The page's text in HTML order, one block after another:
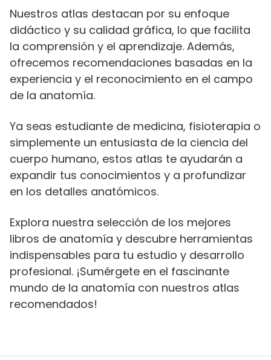
Nuestros atlas destacan por su enfoque
didáctico y su calidad gráfica, lo que facilita
la comprensión y el aprendizaje. Además,
ofrecemos recomendaciones basadas en la
experiencia y el reconocimiento en el campo
de la anatomía.
Ya seas estudiante de medicina, fisioterapia o
simplemente un entusiasta de la ciencia del
cuerpo humano, estos atlas te ayudarán a
expandir tus conocimientos y a profundizar
en los detalles anatómicos.
Explora nuestra selección de los mejores
libros de anatomía y descubre herramientas
indispensables para tu estudio y desarrollo
profesional. ¡Sumérgete en el fascinante
mundo de la anatomía con nuestros atlas
recomendados!